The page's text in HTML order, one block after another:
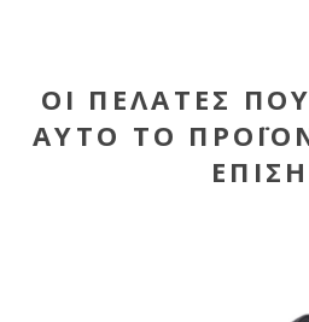
ΟΙ ΠΕΛΆΤΕΣ
ΑΥΤΌ ΤΟ